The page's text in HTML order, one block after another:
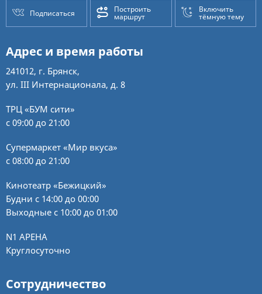
Подписаться Построить
маршрут
Включить
тёмную тему
Адрес и время работы
241012, г. Брянск,
ул. III Интернационала, д. 8
ТРЦ «БУМ сити»
с 09:00 до 21:00
Супермаркет «Мир вкуса»
с 08:00 до 21:00
Кинотеатр «Бежицкий»
Будни с 14:00 до 00:00
Выходные с 10:00 до 01:00
N1 АРЕНА
Круглосуточно
Сотрудничество